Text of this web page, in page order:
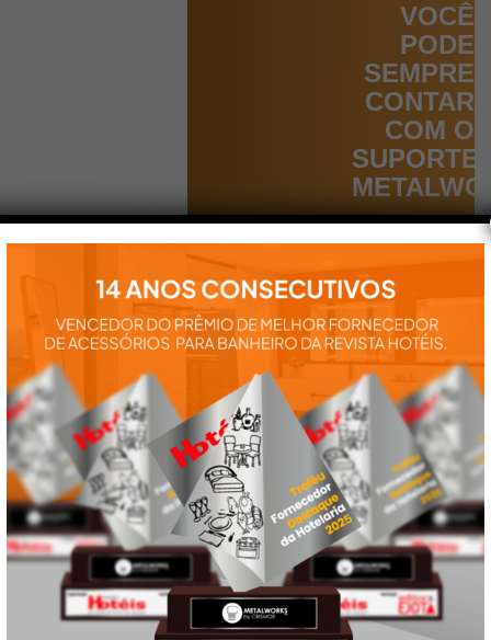
VOCÊ
PODE
SEMPRE
CONTAR
COM O
SUPORTE
Aqui você
encontra tudo
instalação e
nossos
produtos:
manuais,
vídeos,
catálogos e
tudo mais que
precisa.
VEJA
TAMBÉM